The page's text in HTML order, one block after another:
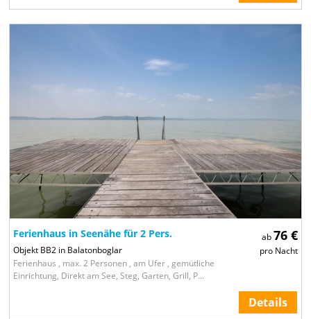
ab76 €
pro Nacht
Ferienhaus in Seenähe für 2 Pers.
Objekt BB2 in Balatonboglar
Ferienhaus , max. 2 Personen , am Ufer , gemütliche
Einrichtung, Direkt am See, Steg, Garten, Grill, P...
Details